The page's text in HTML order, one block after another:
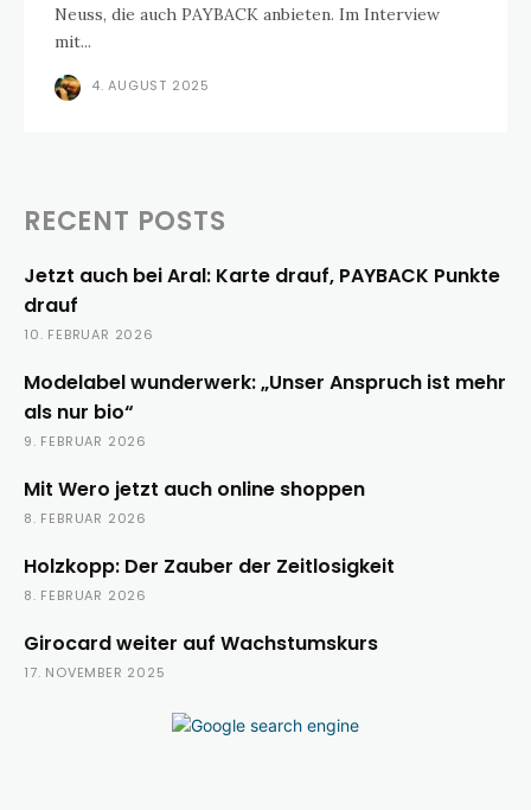
Neuss, die auch PAYBACK anbieten. Im Interview
mit...
4. AUGUST 2025
RECENT POSTS
Jetzt auch bei Aral: Karte drauf, PAYBACK Punkte
drauf
10. FEBRUAR 2026
Modelabel wunderwerk: „Unser Anspruch ist mehr
als nur bio“
9. FEBRUAR 2026
Mit Wero jetzt auch online shoppen
8. FEBRUAR 2026
Holzkopp: Der Zauber der Zeitlosigkeit
8. FEBRUAR 2026
Girocard weiter auf Wachstumskurs
17. NOVEMBER 2025